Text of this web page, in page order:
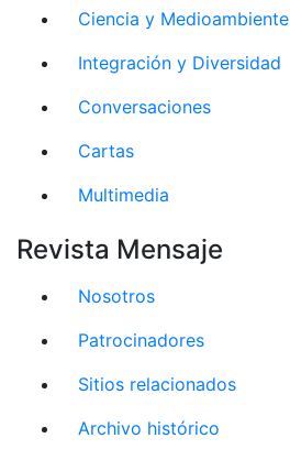
Ciencia y Medioambiente
Integración y Diversidad
Conversaciones
Cartas
Multimedia
Revista Mensaje
Nosotros
Patrocinadores
Sitios relacionados
Archivo histórico